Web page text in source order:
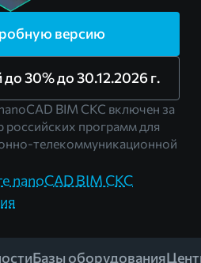
версию
до 30% до 30.12.2026 г.
BIM СКС включен за
российских программ для
телекоммуникационной
nanoCAD BIM СКС
Базы оборудования